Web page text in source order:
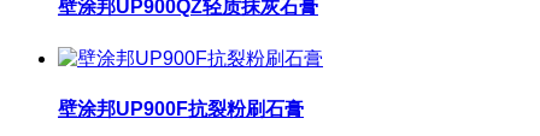
壁涂邦UP900QZ轻质抹灰石膏
壁涂邦UP900F抗裂粉刷石膏